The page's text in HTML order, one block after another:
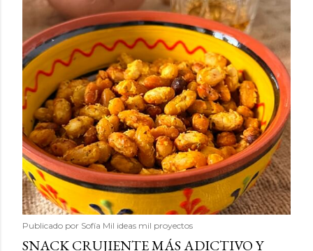
Publicado por Sofía Mil ideas mil proyectos
SNACK CRUJIENTE MÁS ADICTIVO Y